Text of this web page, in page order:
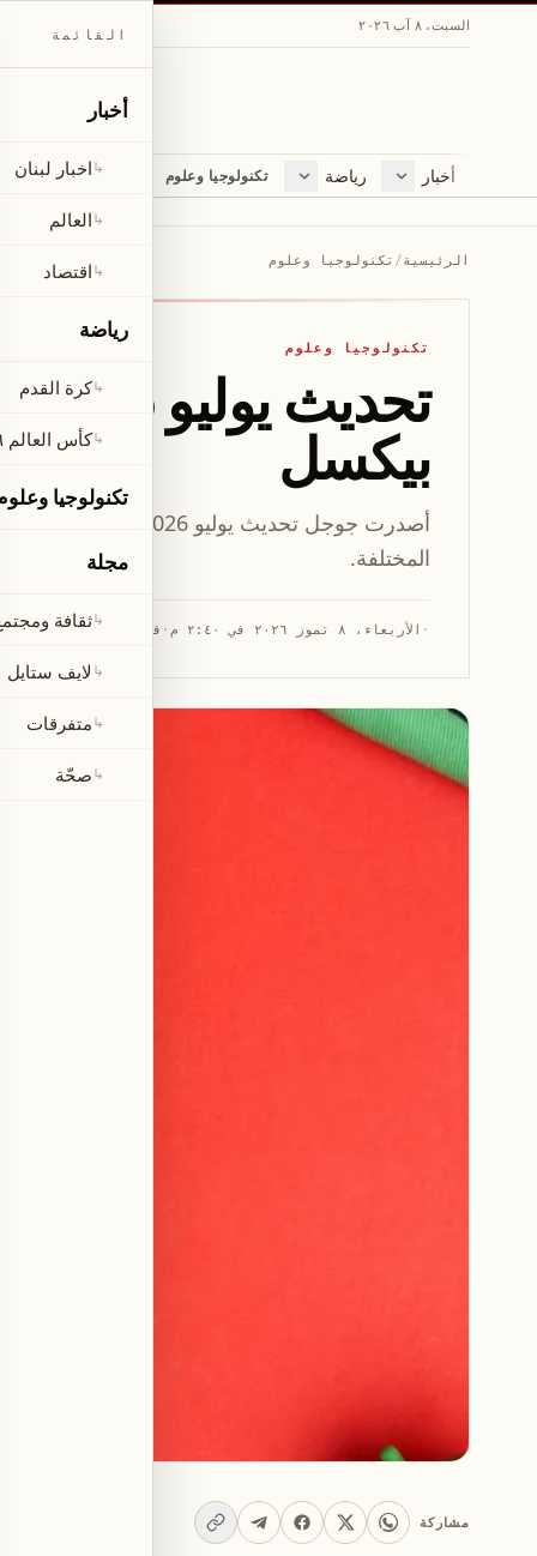
السبت، ٨ آب ٢٠٢٦
أخبار
اخبار لبنان
رياضة
كرة القدم
تكنولوجيا وعلوم مجلة
ثقافة ومجتمع
لايف ستايل
الرئيسية/ تكنولوجيا وعلوم
تكنولوجيا وعلوم
بيكسل
المختلفة.
· الأربعاء، ٨ تموز ٢٠٢٦ في ٢:٤٠ م · قراءة 1 دقيقة
مشاركة
القائمة
أخبار
↳اخبار لبنان
↳العالم
↳اقتصاد
رياضة
↳كرة القدم
↳كأس العالم ٢٠٢٦
تكنولوجيا
مجلة
↳ثقافة
↳ لايف ستايل
↳متفرقات
↳صحّة